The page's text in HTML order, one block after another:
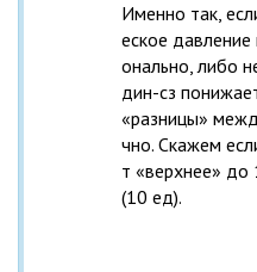
Именно так,
еское
онально, либо
дин-сз
«разницы»
чно. Скажем
т «верхнее»
(10 ед).